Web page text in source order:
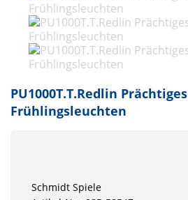
PU1000T.T.Redlin Prächtiges
Frühlingsleuchten
Schmidt Spiele